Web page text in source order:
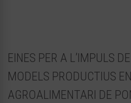
EINES PER A L’IMPULS
MODELS PRODUCTIUS
AGROALIMENTARI DE